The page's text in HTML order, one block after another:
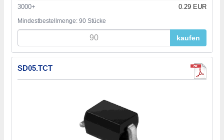
3000+
0.29 EUR
Mindestbestellmenge: 90 Stücke
kaufen
SD05.TCT